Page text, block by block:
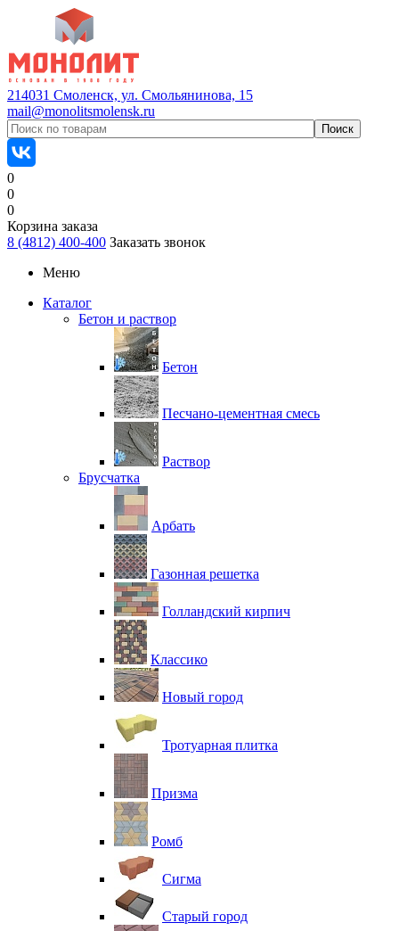
214031 Смоленск, ул. Смольянинова, 15
mail@monolitsmolensk.ru
0
0
0
Корзина заказа
8 (4812) 400-400 Заказать звонок
Меню
Каталог
Бетон и раствор
Бетон
Песчано-цементная смесь
Раствор
Брусчатка
Арбать
Газонная решетка
Голландский кирпич
Классико
Новый город
Тротуарная плитка
Призма
Ромб
Сигма
Старый город